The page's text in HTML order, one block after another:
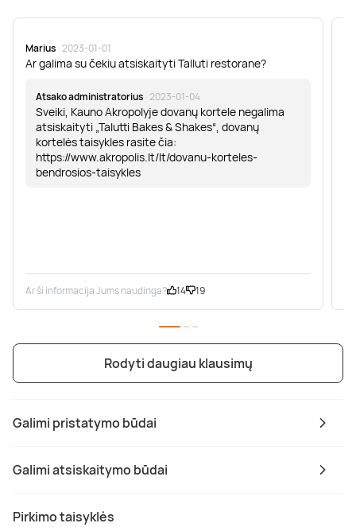
Galimi pristatymo būdai
Galimi atsiskaitymo būdai
Pirkimo taisyklės
Marius · 2023-01-01
Ar galima su čekiu atsiskaityti Talluti restorane?
Atsako administratorius · 2023-01-04
Sveiki, Kauno Akropolyje dovanų kortele negalima
atsiskaityti „Talutti Bakes & Shakes“, dovanų
kortelės taisykles rasite čia:
https://www.akropolis.lt/lt/dovanu-korteles-
bendrosios-taisykles
Ar ši informacija Jums naudinga? 14 19
Rodyti daugiau klausimų